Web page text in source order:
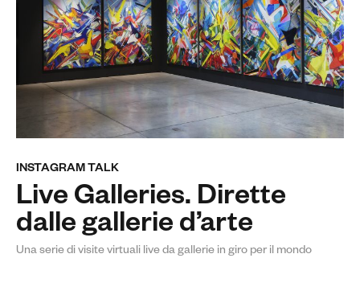
INSTAGRAM TALK
Live Galleries. Dirette
dalle gallerie d’arte
Una serie di visite virtuali live da gallerie in giro per il mondo